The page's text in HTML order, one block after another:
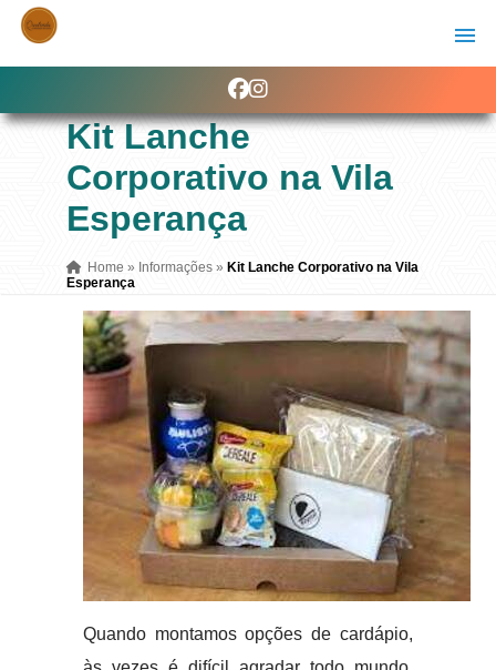
Kit Lanche
Corporativo na Vila
Esperança
Home » Informações » Kit Lanche Corporativo na Vila
Esperança
Quando montamos opções de cardápio,